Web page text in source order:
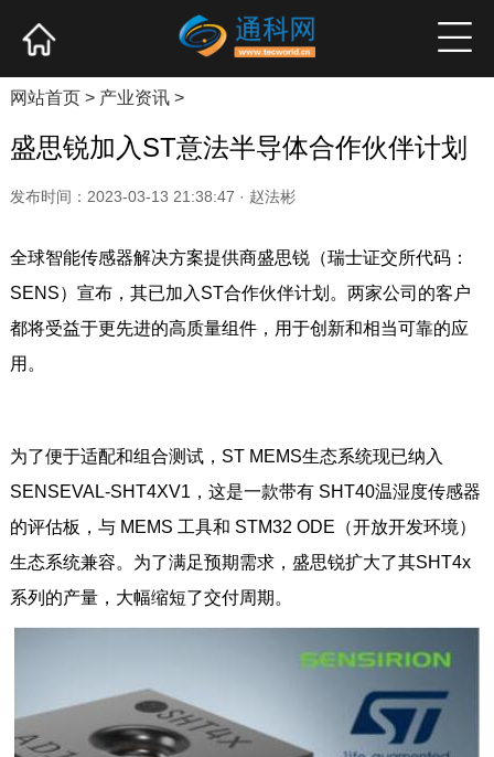
产业资讯 企业新品 高端访谈
网站首页> 产业资讯>
盛思锐加入ST意法半导体合作伙伴计划
发布时间：2023-03-13 21:38:47 · 赵法彬
全球智能传感器解决方案提供商盛思锐（瑞士证交所代码：
SENS）宣布，其已加入ST合作伙伴计划。两家公司的客户
都将受益于更先进的高质量组件，用于创新和相当可靠的应
用。
为了便于适配和组合测试，ST MEMS生态系统现已纳入
SENSEVAL-SHT4XV1，这是一款带有 SHT40温湿度传感器
的评估板，与 MEMS 工具和 STM32 ODE（开放开发环境）
生态系统兼容。为了满足预期需求，盛思锐扩大了其SHT4x
系列的产量，大幅缩短了交付周期。